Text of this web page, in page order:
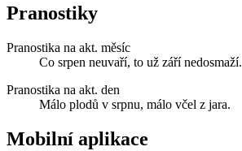
Pranostiky
Pranostika na akt. měsíc
Co srpen neuvaří, to už září nedosmaží.
Pranostika na akt. den
Málo plodů v srpnu, málo včel z jara.
Mobilní aplikace